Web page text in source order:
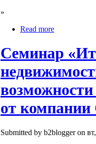
»
Read more
Семинар
от
Submitted by b2blogger on